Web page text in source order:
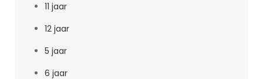
11 jaar
12 jaar
5 jaar
6 jaar